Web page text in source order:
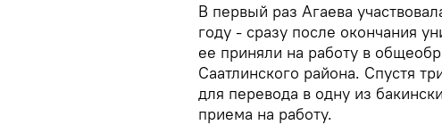
В первый раз Агаева
году - сразу после окончания
ее приняли на работу в
Саатлинского района. Спустя
для перевода в одну из
приема на работу.